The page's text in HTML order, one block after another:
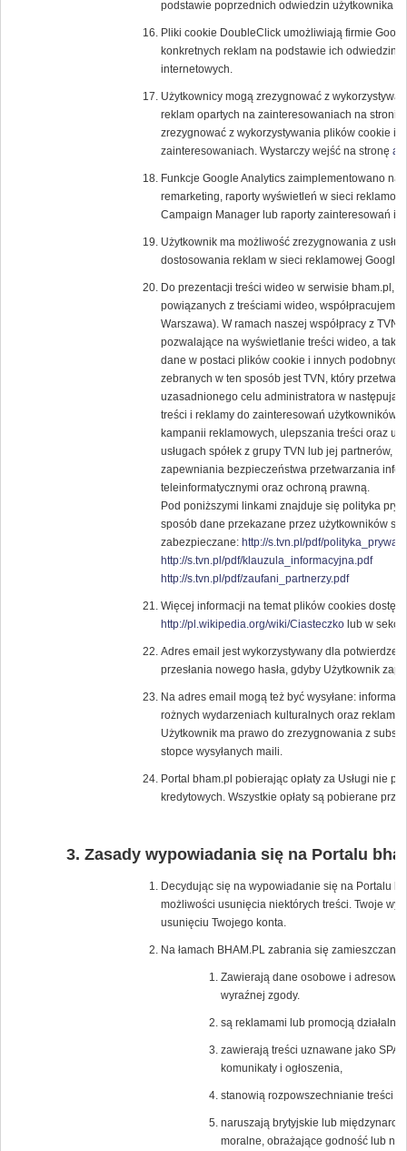
podstawie poprzednich odwiedzin użytkownika
Pliki cookie DoubleClick umożliwiają firmie
konkretnych reklam na podstawie ich odwiedzin
internetowych.
Użytkownicy mogą zrezygnować z
reklam opartych na zainteresowaniach na stronie
zrezygnować z wykorzystywania plików cookie
zainteresowaniach. Wystarczy wejść na stronę
Funkcje Google Analytics zaimplementowano
remarketing, raporty wyświetleń w sieci
Campaign Manager lub raporty zainteresowań i
Użytkownik ma możliwość zrezygnowania z
dostosowania reklam w sieci reklamowej Google
Do prezentacji treści wideo w serwisie bham.pl,
powiązanych z treściami wideo, współpracujemy
Warszawa). W ramach naszej współpracy z
pozwalające na wyświetlanie treści wideo, a
dane w postaci plików cookie i innych
zebranych w ten sposób jest TVN, który
uzasadnionego celu administratora w
treści i reklamy do zainteresowań
kampanii reklamowych, ulepszania treści oraz
usługach spółek z grupy TVN lub jej partnerów,
zapewniania bezpieczeństwa przetwarzania
teleinformatycznymi oraz ochroną prawną.
Pod poniższymi linkami znajduje się polityka
sposób dane przekazane przez użytkowników
zabezpieczane: http://s.tvn.pl/pdf/
http://s.tvn.pl/pdf/klauzula_informacyjna.pdf
http://s.tvn.pl/pdf/zaufani_partnerzy.pdf
Więcej informacji na temat plików cookies
http://pl.wikipedia.org/wiki/Ciasteczkolub w sekcji
Adres email jest wykorzystywany dla
przesłania nowego hasła, gdyby Użytkownik
Na adres email mogą też być wysyłane:
rożnych wydarzeniach kulturalnych oraz reklamy
Użytkownik ma prawo do zrezygnowania z
stopce wysyłanych maili.
Portal bham.pl pobierając opłaty za Usługi nie
kredytowych. Wszystkie opłaty są pobierane
Zasady wypowiadania się na Portalu
Decydując się na wypowiadanie się na Portalu
możliwości usunięcia niektórych treści. Twoje
usunięciu Twojego konta.
Na łamach BHAM.PL zabrania się
Zawierają dane osobowe i
wyraźnej zgody.
są reklamami lub promocją
zawierają treści uznawane jako
komunikaty i ogłoszenia,
stanowią rozpowszechnianie treści
naruszają brytyjskie lub
moralne, obrażające godność lub